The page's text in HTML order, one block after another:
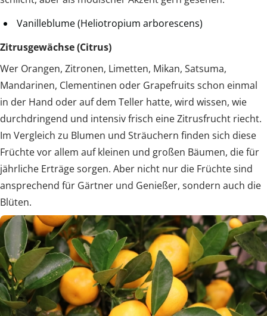
Vanilleblume (Heliotropium arborescens)
Zitrusgewächse (Citrus)
Wer Orangen, Zitronen, Limetten, Mikan, Satsuma,
Mandarinen, Clementinen oder Grapefruits schon einmal
in der Hand oder auf dem Teller hatte, wird wissen, wie
durchdringend und intensiv frisch eine Zitrusfrucht riecht.
Im Vergleich zu Blumen und Sträuchern finden sich diese
Früchte vor allem auf kleinen und großen Bäumen, die für
jährliche Erträge sorgen. Aber nicht nur die Früchte sind
ansprechend für Gärtner und Genießer, sondern auch die
Blüten.